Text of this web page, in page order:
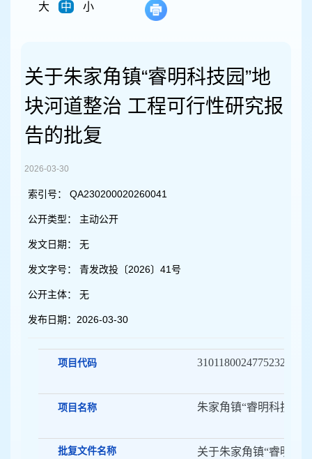
大
中 小
关于朱家角镇“睿明科技园”地
块河道整治 工程可行性研究报
告的批复
2026-03-30
索引号： QA230200020260041
公开类型： 主动公开
发文日期： 无
发文字号： 青发改投〔2026〕41号
公开主体： 无
发布日期： 2026-03-30
项目代码
项目名称 朱家角镇“睿明科技园
批复文件名称
关于朱家角镇“睿明科